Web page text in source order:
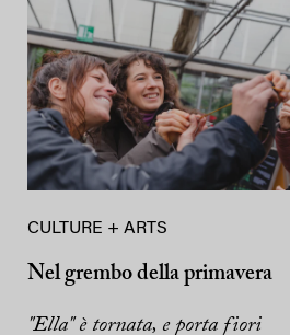
CULTURE + ARTS
Nel grembo della primavera
"Ella" è tornata, e porta fiori